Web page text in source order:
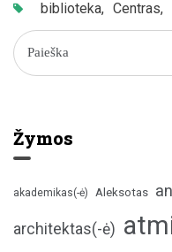
biblioteka, Centras,
Žymos
akademikas(-ė) Aleksotas
architektas(-ė)